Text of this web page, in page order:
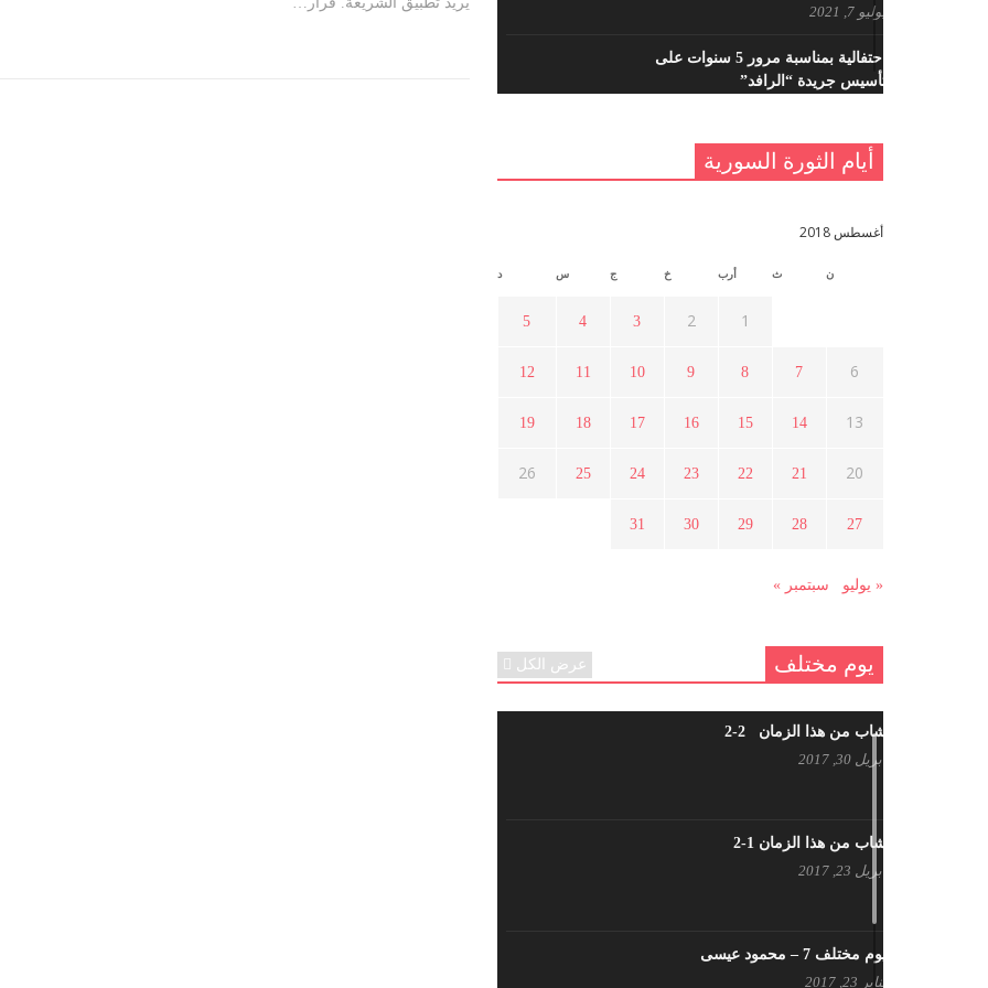
يوليو 7, 2021
احتفالية بمناسبة مرور 5 سنوات على
تأسيس جريدة “الرافد”
القدس والربيع العربي في ندوة لحزب
مايو 15, 2021
أسبوع ثقافي في ذكرى الاستقلال
الثورة السورية ؟
في الثورة السورية ؟
أيام الثورة السورية
أغسطس 2018
ن ث أرب خ ج س د
1
2
3
4
5
6
7
8
9
10
11
12
13
14
15
16
17
18
19
20
21
22
23
24
25
26
27
28
29
30
31
« يوليو سبتمبر »
يوم مختلف عرض الكل
شاب من هذا الزمان 2-2
أبريل 30, 2017
شاب من هذا الزمان 1-2
أبريل 23, 2017
يوم مختلف 7 – محمود عيسى
يناير 23, 2017